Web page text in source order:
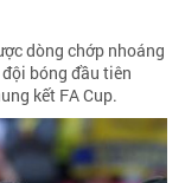
dòng chớp nhoáng
bóng đầu tiên
kết FA Cup.